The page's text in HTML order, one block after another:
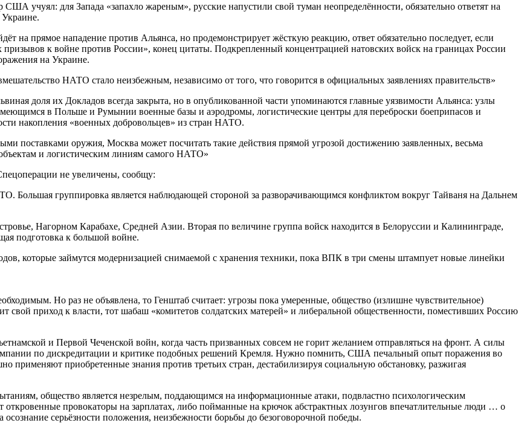
США учуял: для Запада «запахло жареным», русские напустили свой туман неопределённости, обязательно ответят на
на прямое нападение против Альянса, но продемонстрирует жёсткую реакцию, ответ обязательно последует, если
к войне против России», конец цитаты. Подкрепленный концентрацией натовских войск на границах России
на Украине.
НАТО стало неизбежным, независимо от того, что говорится в официальных заявлениях правительств»
доля их Докладов всегда закрыта, но в опубликованной части упоминаются главные уязвимости Альянса: узлы
в Польше и Румынии военные базы и аэродромы, логистические центры для переброски боеприпасов и
накопления «военных добровольцев» из стран НАТО.
поставками оружия, Москва может посчитать такие действия прямой угрозой достижению заявленных, весьма
и логистическим линиям самого НАТО»
не увеличены, сообщу:
Большая группировка является наблюдающей стороной за разворачивающимся конфликтом вокруг Тайваня на Дальнем
Нагорном Карабахе, Средней Азии. Вторая по величине группа войск находится в Белоруссии и Калининграде,
подготовка к большой войне.
которые займутся модернизацией снимаемой с хранения техники, пока ВПК в три смены штампует новые линейки
Но раз не объявлена, то Генштаб считает: угрозы пока умеренные, общество (излишне чувствительное)
приход к власти, тот шабаш «комитетов солдатских матерей» и либеральной общественности, поместивших Россию
и Первой Чеченской войн, когда часть призванных совсем не горит желанием отправляться на фронт. А силы
по дискредитации и критике подобных решений Кремля. Нужно помнить, США печальный опыт поражения во
применяют приобретенные знания против третьих стран, дестабилизируя социальную обстановку, разжигая
общество является незрелым, поддающимся на информационные атаки, подвластно психологическим
откровенные провокаторы на зарплатах, либо пойманные на крючок абстрактных лозунгов впечатлительные люди … о
серьёзности положения, неизбежности борьбы до безоговорочной победы.